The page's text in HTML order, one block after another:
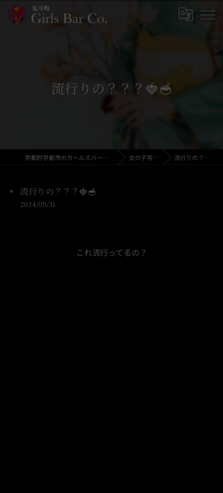
流行りの？？？🍓🥣
京都府京都市のガールズバーならGirls Bar Co. 女の子写メ日記 流行りの？？？🍓🥣
流行りの？？？🍓🥣
2024/05/31
これ流行ってるの？